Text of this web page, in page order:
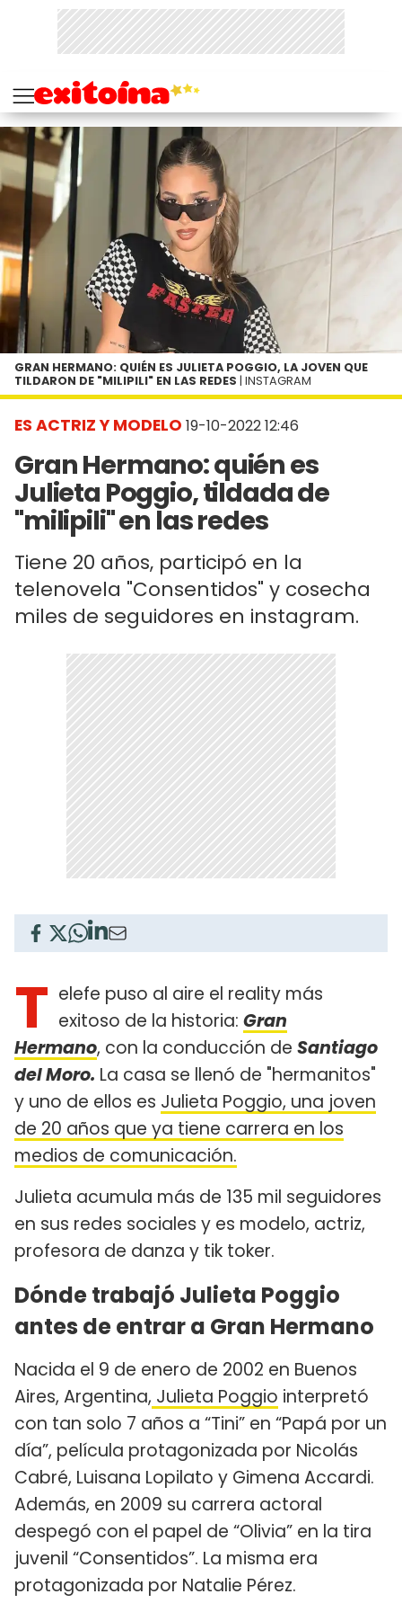
ES ACTRIZ Y MODELO 19-10-2022 12:46
Gran Hermano: quién es
Julieta Poggio, tildada de
"milipili" en las redes
Tiene 20 años, participó en la
telenovela "Consentidos" y cosecha
miles de seguidores en instagram.
GRAN HERMANO: QUIÉN ES JULIETA POGGIO, LA JOVEN QUE
TILDARON DE "MILIPILI" EN LAS REDES | INSTAGRAM
T elefe puso al aire el reality más
exitoso de la historia: Gran
Hermano, con la conducción de Santiago
del Moro. La casa se llenó de "hermanitos"
y uno de ellos es Julieta Poggio, una joven
de 20 años que ya tiene carrera en los
medios de comunicación.
Julieta acumula más de 135 mil seguidores
en sus redes sociales y es modelo, actriz,
profesora de danza y tik toker.
Dónde trabajó Julieta Poggio
antes de entrar a Gran Hermano
Nacida el 9 de enero de 2002 en Buenos
Aires, Argentina, Julieta Poggio interpretó
con tan solo 7 años a “Tini” en “Papá por un
día”, película protagonizada por Nicolás
Cabré, Luisana Lopilato y Gimena Accardi.
Además, en 2009 su carrera actoral
despegó con el papel de “Olivia” en la tira
juvenil “Consentidos”. La misma era
protagonizada por Natalie Pérez.